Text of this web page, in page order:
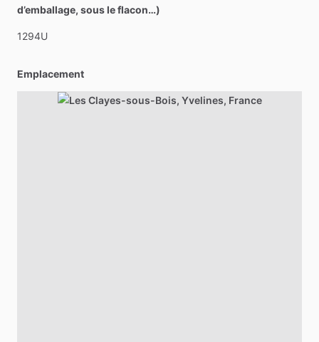
d’emballage, sous le flacon…)
1294U
Emplacement